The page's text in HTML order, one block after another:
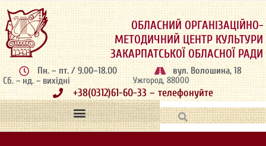
ОБЛАСНИЙ ОРГАНІЗАЦІЙНО-
МЕТОДИЧНИЙ ЦЕНТР КУЛЬТУРИ
ЗАКАРПАТСЬКОЇ ОБЛАСНОЇ РАДИ
Пн. – пт. / 9.00–18.00
Сб. – нд. – вихідні
вул. Волошина, 18
Ужгород, 88000
+38(0312)61-60-33 – телефонуйте